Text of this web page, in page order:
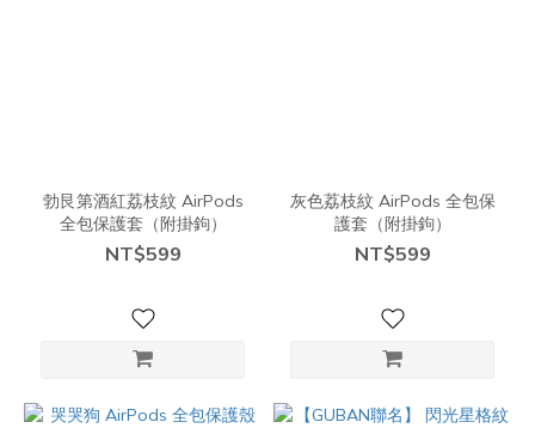
勃艮第酒紅荔枝紋 AirPods
全包保護套（附掛鉤）
NT$599
灰色荔枝紋 AirPods 全包保
護套（附掛鉤）
NT$599